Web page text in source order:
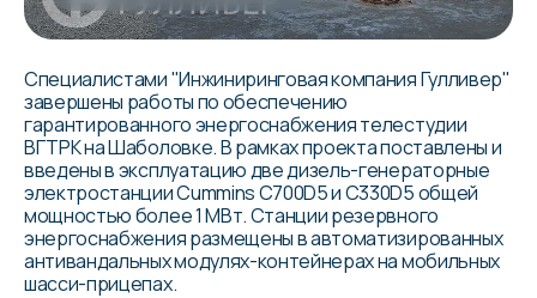
Специалистами "Инжиниринговая компания Гулливер"
завершены работы по обеспечению
гарантированного энергоснабжения телестудии
ВГТРК на Шаболовке. В рамках проекта поставлены и
введены в эксплуатацию две дизель-генераторные
электростанции Cummins C700D5 и C330D5 общей
мощностью более 1 МВт. Станции резервного
энергоснабжения размещены в автоматизированных
антивандальных модулях-контейнерах на мобильных
шасси-прицепах.